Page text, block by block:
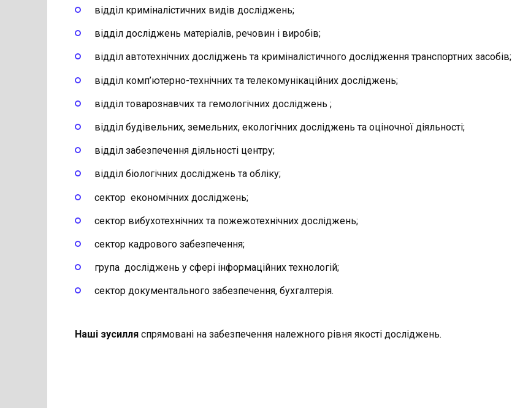
відділ криміналістичних видів досліджень;
відділ досліджень матеріалів, речовин і виробів;
відділ автотехнічних досліджень та криміналістичного дослідження транспортних засобів;
відділ комп’ютерно-технічних та телекомунікаційних досліджень;
відділ товарознавчих та гемологічних досліджень ;
відділ будівельних, земельних, екологічних досліджень та оціночної діяльності;
відділ забезпечення діяльності центру;
відділ біологічних досліджень та обліку;
сектор економічних досліджень;
сектор вибухотехнічних та пожежотехнічних досліджень;
сектор кадрового забезпечення;
група досліджень у сфері інформаційних технологій;
сектор документального забезпечення, бухгалтерія.
Наші зусилля спрямовані на забезпечення належного рівня якості досліджень.